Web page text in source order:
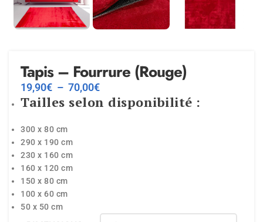
Tapis – Fourrure (Rouge)
19,90€ – 70,00€
Tailles selon disponibilité :
300 x 80 cm
290 x 190 cm
230 x 160 cm
160 x 120 cm
150 x 80 cm
100 x 60 cm
50 x 50 cm